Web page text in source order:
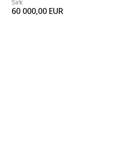
Sirk
60 000,00 EUR